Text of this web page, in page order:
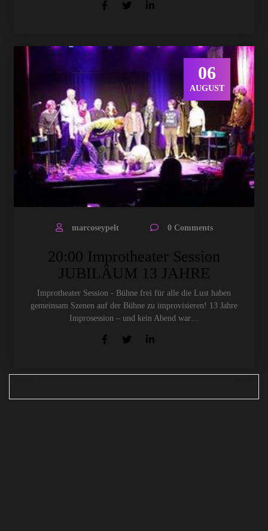
06
AUGUST
marcoseypelt 0 Comments
20:00 Improtheater Session
JUBILÄUM 13 JAHRE
Improtheater Session - Bühne frei für alle die Lust haben
gemeinsam Szenen auf der Bühne zu improvisieren! 13 Jahre
Improsession – und kein Abend war…